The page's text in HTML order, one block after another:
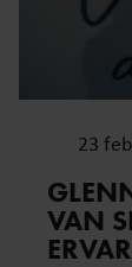
23
VAN